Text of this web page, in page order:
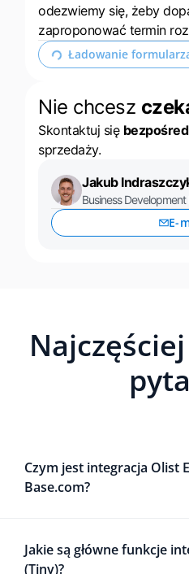
odezwiemy się, żeby
zaproponować termin
Ładowanie
Nie chcesz
Skontaktuj się
sprzedaży.
Jakub
Business
E-
Czym jest integracja Olist
Base.com?
Jakie są główne funkcje
(Tiny)?